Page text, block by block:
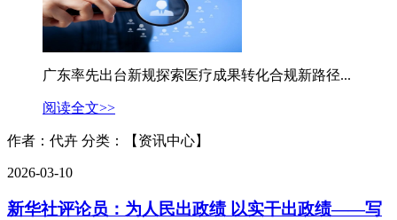
广东率先出台新规探索医疗成果转化合规新路径...
阅读全文>>
作者：代卉 分类：【资讯中心】
2026-03-10
新华社评论员：为人民出政绩 以实干出政绩——写